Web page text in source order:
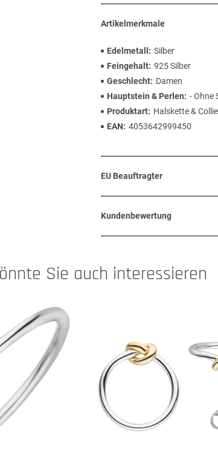
Artikelmerkmale
Edelmetall
Silber
Feingehalt 925 Silber
Geschlecht
Damen
Hauptstein & Perlen
- Ohne
Produktart
Halskette &
EAN
4053642999450
EU Beauftragter
Kundenbewertung
Sie auch interessieren